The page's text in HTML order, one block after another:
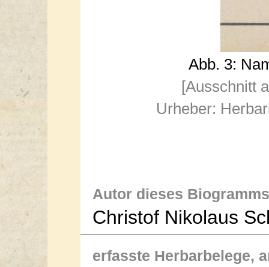
Abb. 3:
[Ausschnitt
Urheber:
Autor dieses
Christof Nikolaus
erfasste Herbarbelege,